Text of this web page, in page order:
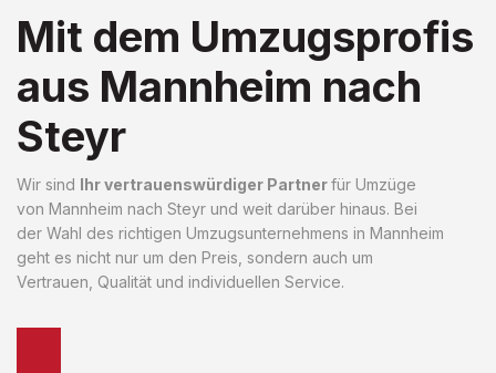
Mit dem Umzugsprofis
aus Mannheim nach
Steyr
Wir sind Ihr vertrauenswürdiger Partnerfür Umzüge
von Mannheim nach Steyr und weit darüber hinaus. Bei
der Wahl des richtigen Umzugsunternehmens in Mannheim
geht es nicht nur um den Preis, sondern auch um
Vertrauen, Qualität und individuellen Service.